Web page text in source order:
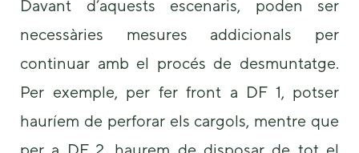
Davant d’aquests escenaris, poden ser
necessàries mesures addicionals per
continuar amb el procés de desmuntatge.
Per exemple, per fer front a DF 1, potser
hauríem de perforar els cargols, mentre que